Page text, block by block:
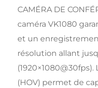
CAMÉRA DE
caméra VK1080
et un
résolution allant
(HOV) permet de